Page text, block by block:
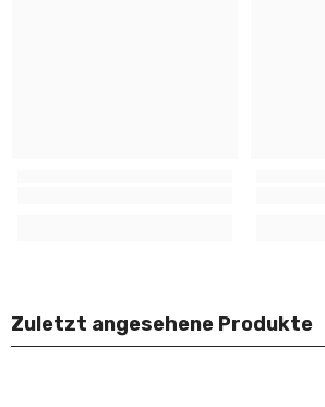
Zuletzt angesehene Produkte